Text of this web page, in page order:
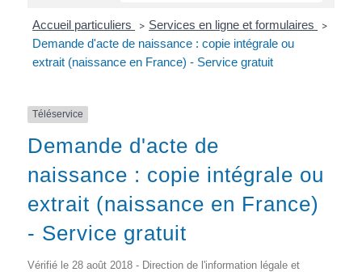
Accueil particuliers > Services en ligne et formulaires >
Demande d'acte de naissance : copie intégrale ou
extrait (naissance en France) - Service gratuit
Téléservice
Demande d'acte de
naissance : copie intégrale ou
extrait (naissance en France)
- Service gratuit
Vérifié le 28 août 2018 - Direction de l'information légale et